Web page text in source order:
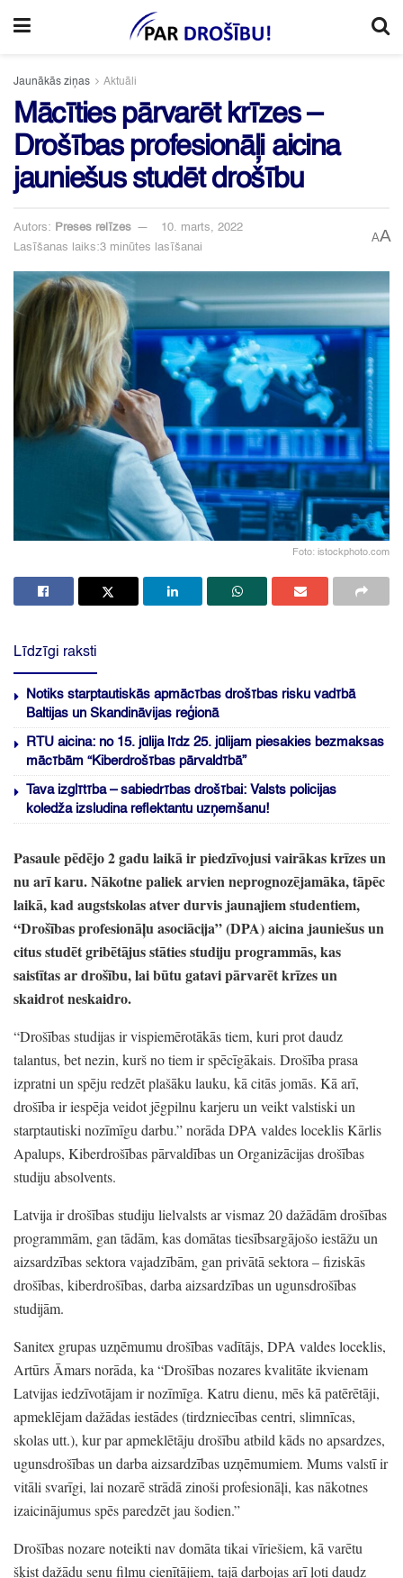
Jaunākās ziņas Aktuāli
Mācīties pārvarēt krīzes –
Drošības profesionāļi aicina
jauniešus studēt drošību
Autors: Preses relīzes
10. marts, 2022
Lasīšanas laiks:3 minūtes lasīšanai
AA
Foto: istockphoto.com
Līdzīgi raksti
Notiks starptautiskās apmācības drošības risku vadībā
Baltijas un Skandināvijas reģionā
RTU aicina: no 15. jūlija līdz 25. jūlijam piesakies bezmaksas
mācībām “Kiberdrošības pārvaldībā”
Tava izglītība – sabiedrības drošībai: Valsts policijas
koledža izsludina reflektantu uzņemšanu!
Pasaule pēdējo 2 gadu laikā ir piedzīvojusi vairākas krīzes un
nu arī karu.Nākotne paliek arvien neprognozējamāka,tāpēc
laikā,kad augstskolas atver durvis jaunajiem studentiem,
“Drošības profesionāļu asociācija”(DPA)aicina jauniešus un
citus studēt gribētājus stāties studiju programmās,kas
saistītas ar drošību,lai būtu gatavi pārvarēt krīzes un
skaidrot neskaidro.
“Drošības studijas ir vispiemērotākās tiem, kuri prot daudz
talantus, bet nezin, kurš no tiem ir spēcīgākais. Drošība prasa
izpratni un spēju redzēt plašāku lauku, kā citās jomās. Kā arī,
drošība ir iespēja veidot jēgpilnu karjeru un veikt valstiski un
starptautiski nozīmīgu darbu.”norāda DPA valdes loceklis Kārlis
Apalups, Kiberdrošības pārvaldības un Organizācijas drošības
studiju absolvents.
Latvija ir drošības studiju lielvalsts ar vismaz 20 dažādām drošības
programmām, gan tādām, kas domātas tiesībsargājošo iestāžu un
aizsardzības sektora vajadzībām, gan privātā sektora – fiziskās
drošības, kiberdrošības, darba aizsardzības un ugunsdrošības
studijām.
Sanitex grupas uzņēmumu drošības vadītājs, DPA valdes loceklis,
Artūrs Āmars norāda, ka “Drošības nozares kvalitāte ikvienam
Latvijas iedzīvotājam ir nozīmīga. Katru dienu, mēs kā patērētāji,
apmeklējam dažādas iestādes(tirdzniecības centri, slimnīcas,
skolas utt.), kur par apmeklētāju drošību atbild kāds no apsardzes,
ugunsdrošības un darba aizsardzības uzņēmumiem. Mums valstī ir
vitāli svarīgi, lai nozarē strādā zinoši profesionāļi, kas nākotnes
izaicinājumus spēs paredzēt jau šodien.”
Drošības nozare noteikti nav domāta tikai vīriešiem, kā varētu
šķist dažādu senu filmu cienītājiem, tajā darbojas arī ļoti daudz